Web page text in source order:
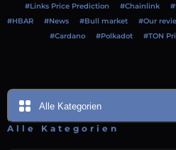
#Links Price Prediction
#Chainlink
#HBAR
#News #Bull market #Our
#Cardano
#Polkadot #TON
Alle Kategorien
Alle Kategorien